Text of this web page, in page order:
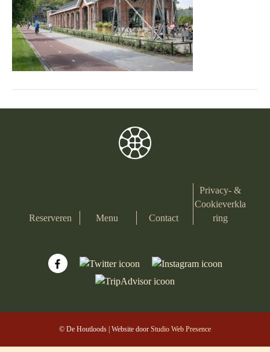
Reserveren Menu Contact
Privacy- &
Cookieverkla
ring
© De Houtloods | Website door Studio Web Presence